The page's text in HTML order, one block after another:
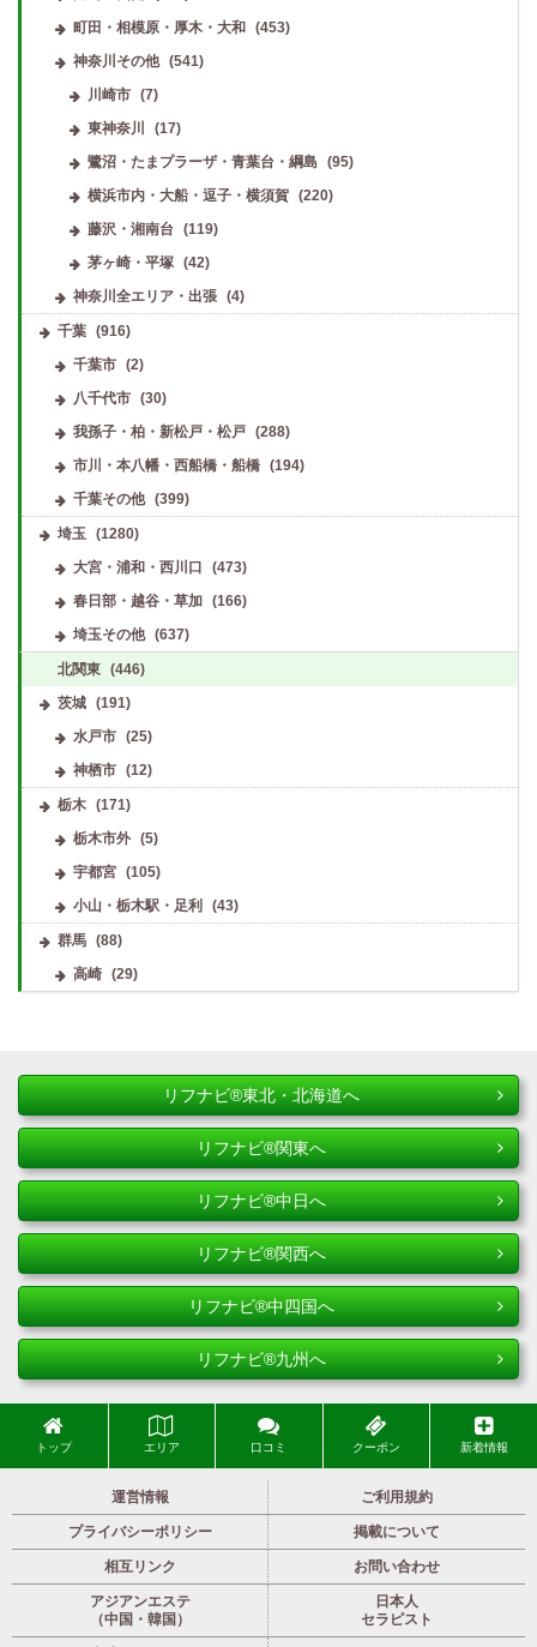
町田・相模原・厚木・大和
(453)
神奈川その他
(541)
川崎市 (7)
東神奈川
(17)
鷺沼・たまプラーザ・青葉台・綱島 (95)
横浜市内・大船・逗子・横須賀 (220)
藤沢・湘南台 (119)
茅ヶ崎・平塚 (42)
神奈川全エリア・出張
(4)
千葉 (916)
千葉市
(2)
八千代市
(30)
我孫子・柏・新松戸・松戸
(288)
市川・本八幡・西船橋・船橋
(194)
千葉その他
(399)
埼玉
(1280)
大宮・浦和・西川口
(473)
春日部・越谷・草加
(166)
埼玉その他
(637)
北関東 (446)
茨城 (191)
水戸市
(25)
神栖市
(12)
栃木 (171)
栃木市外
(5)
宇都宮
(105)
小山・栃木駅・足利
(43)
群馬 (88)
高崎
(29)
リフナビ®東北・北海道へ
リフナビ®関東へ
リフナビ®中日へ
リフナビ®関西へ
リフナビ®中四国へ
リフナビ®九州へ
トップ エリア 口コミ クーポン 新着情報
運営情報 ご利用規約
プライバシーポリシー 掲載について
相互リンク お問い合わせ
アジアンエステ
（中国・韓国）
日本人
セラピスト